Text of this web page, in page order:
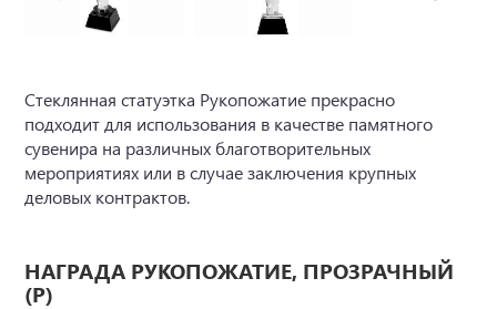
Стеклянная статуэтка Рукопожатие прекрасно
подходит для использования в качестве памятного
сувенира на различных благотворительных
мероприятиях или в случае заключения крупных
деловых контрактов.
НАГРАДА РУКОПОЖАТИЕ, ПРОЗРАЧНЫЙ
(Р)